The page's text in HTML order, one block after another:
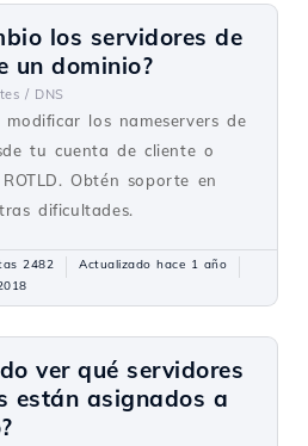
los servidores de
un dominio?
/ DNS
modificar los nameservers de
tu cuenta de cliente o
Obtén soporte en
dificultades.
2482
Actualizado hace 1 año
ver qué servidores
están asignados a